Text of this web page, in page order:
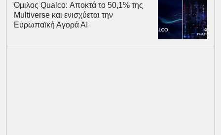
Όμιλος Qualco: Αποκτά το 50,1% της
Multiverse και ενισχύεται την
Ευρωπαϊκή Αγορά ΑΙ